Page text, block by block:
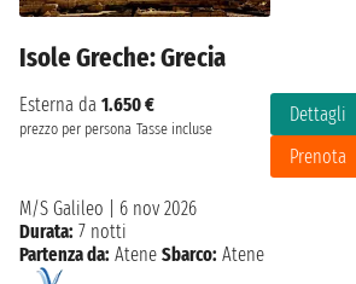
Isole Greche: Grecia
Esterna da 1.650 €
prezzo per persona Tasse incluse
Dettagli
Prenota
M/S Galileo
6 nov 2026
Durata: 7 notti
Partenza da: Atene Sbarco: Atene